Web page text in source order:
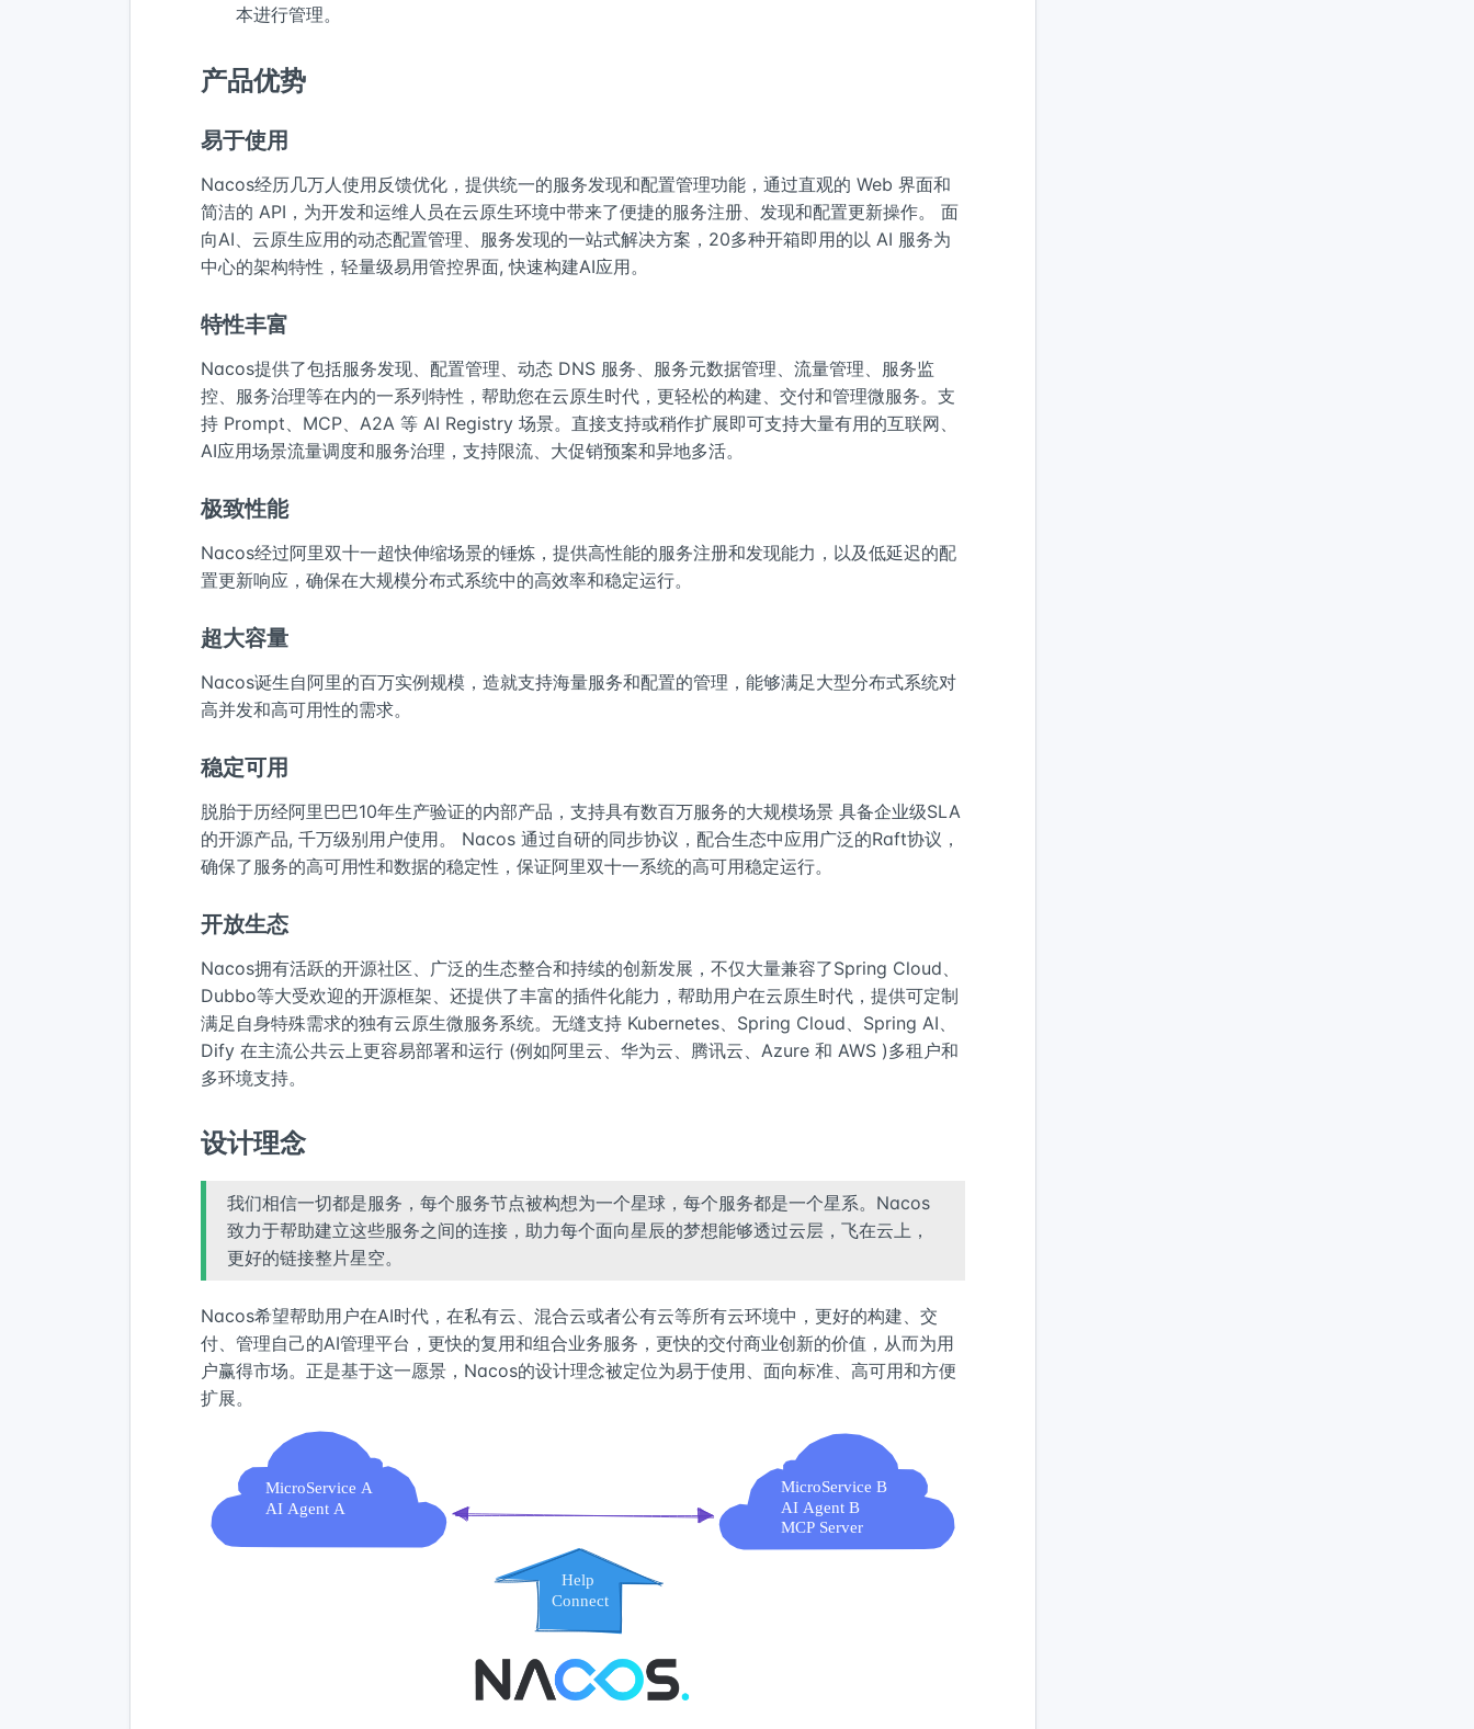
本进行管理。
产品优势
易于使用
Nacos经历几万人使用反馈优化，提供统一的服务发现和配置管理功能，通过直观的 Web 界面和
简洁的 API，为开发和运维人员在云原生环境中带来了便捷的服务注册、发现和配置更新操作。 面
向AI、云原生应用的动态配置管理、服务发现的一站式解决方案，20多种开箱即用的以 AI 服务为
中心的架构特性，轻量级易用管控界面, 快速构建AI应用。
特性丰富
Nacos提供了包括服务发现、配置管理、动态 DNS 服务、服务元数据管理、流量管理、服务监
控、服务治理等在内的一系列特性，帮助您在云原生时代，更轻松的构建、交付和管理微服务。支
持 Prompt、MCP、A2A 等 AI Registry 场景。直接支持或稍作扩展即可支持大量有用的互联网、
AI应用场景流量调度和服务治理，支持限流、大促销预案和异地多活。
极致性能
Nacos经过阿里双十一超快伸缩场景的锤炼，提供高性能的服务注册和发现能力，以及低延迟的配
置更新响应，确保在大规模分布式系统中的高效率和稳定运行。
超大容量
Nacos诞生自阿里的百万实例规模，造就支持海量服务和配置的管理，能够满足大型分布式系统对
高并发和高可用性的需求。
稳定可用
脱胎于历经阿里巴巴10年生产验证的内部产品，支持具有数百万服务的大规模场景 具备企业级SLA
的开源产品, 千万级别用户使用。 Nacos 通过自研的同步协议，配合生态中应用广泛的Raft协议，
确保了服务的高可用性和数据的稳定性，保证阿里双十一系统的高可用稳定运行。
开放生态
Nacos拥有活跃的开源社区、广泛的生态整合和持续的创新发展，不仅大量兼容了Spring Cloud、
Dubbo等大受欢迎的开源框架、还提供了丰富的插件化能力，帮助用户在云原生时代，提供可定制
满足自身特殊需求的独有云原生微服务系统。无缝支持 Kubernetes、Spring Cloud、Spring AI、
Dify 在主流公共云上更容易部署和运行 (例如阿里云、华为云、腾讯云、Azure 和 AWS )多租户和
多环境支持。
设计理念
我们相信一切都是服务，每个服务节点被构想为一个星球，每个服务都是一个星系。Nacos
致力于帮助建立这些服务之间的连接，助力每个面向星辰的梦想能够透过云层，飞在云上，
更好的链接整片星空。
Nacos希望帮助用户在AI时代，在私有云、混合云或者公有云等所有云环境中，更好的构建、交
付、管理自己的AI管理平台，更快的复用和组合业务服务，更快的交付商业创新的价值，从而为用
户赢得市场。正是基于这一愿景，Nacos的设计理念被定位为易于使用、面向标准、高可用和方便
扩展。